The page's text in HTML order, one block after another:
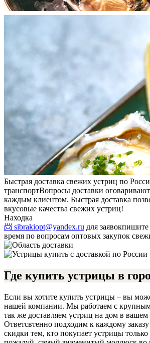
Быстрая доставка свежих устриц по
транспортВопросы доставки
каждым клиентом. Быстрая доставка
вкусовые качества свежих устриц!
Находка
📨 sibrakiopt@yandex.ru для заявокпишите
время по вопросам оптовых закупок
Где купить устрицы в
Если вы хотите купить устрицы – вы
нашей компании. Мы работаем с
так же доставляем устриц на дом в вашем
Ответсвтенно подходим к каждому
скидки тем, кто покупает устрицы только